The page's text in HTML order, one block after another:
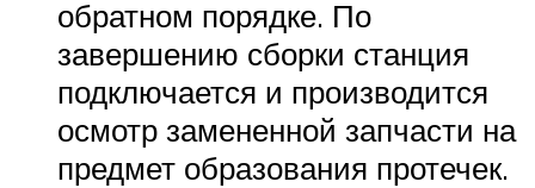
обратном порядке. По
завершению сборки станция
подключается и производится
осмотр замененной запчасти на
предмет образования протечек.